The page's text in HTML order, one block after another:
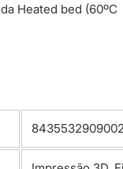
Heated bed